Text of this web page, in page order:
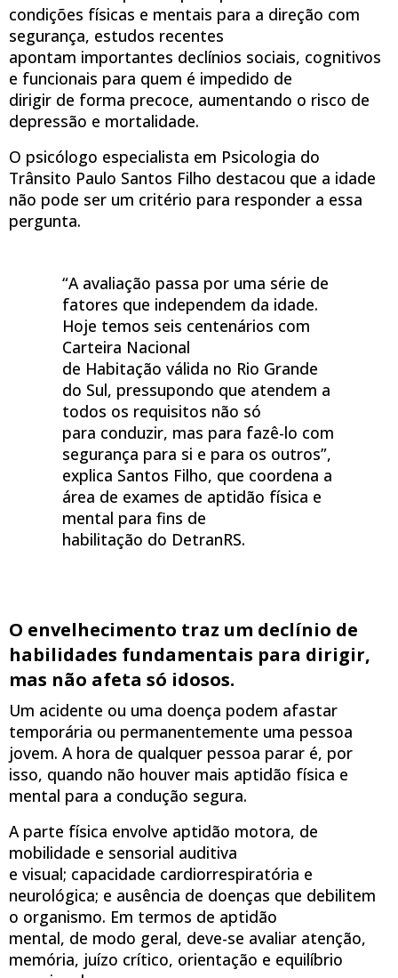
condições físicas e mentais para a direção com
segurança, estudos recentes
apontam importantes declínios sociais, cognitivos
e funcionais para quem é impedido de
dirigir de forma precoce, aumentando o risco de
depressão e mortalidade.
O psicólogo especialista em Psicologia do
Trânsito Paulo Santos Filho destacou que a idade
não pode ser um critério para responder a essa
pergunta.
“A avaliação passa por uma série de
fatores que independem da idade.
Hoje temos seis centenários com
Carteira Nacional
de Habitação válida no Rio Grande
do Sul, pressupondo que atendem a
todos os requisitos não só
para conduzir, mas para fazê-lo com
segurança para si e para os outros”,
explica Santos Filho, que coordena a
área de exames de aptidão física e
mental para fins de
habilitação do DetranRS.
O envelhecimento traz um declínio de
habilidades fundamentais para dirigir,
mas não afeta só idosos.
Um acidente ou uma doença podem afastar
temporária ou permanentemente uma pessoa
jovem. A hora de qualquer pessoa parar é, por
isso, quando não houver mais aptidão física e
mental para a condução segura.
A parte física envolve aptidão motora, de
mobilidade e sensorial auditiva
e visual; capacidade cardiorrespiratória e
neurológica; e ausência de doenças que debilitem
o organismo. Em termos de aptidão
mental, de modo geral, deve-se avaliar atenção,
memória, juízo crítico, orientação e equilíbrio